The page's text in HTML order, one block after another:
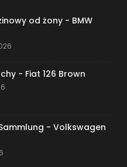
od żony - BMW
- Fiat 126 Brown
- Volkswagen